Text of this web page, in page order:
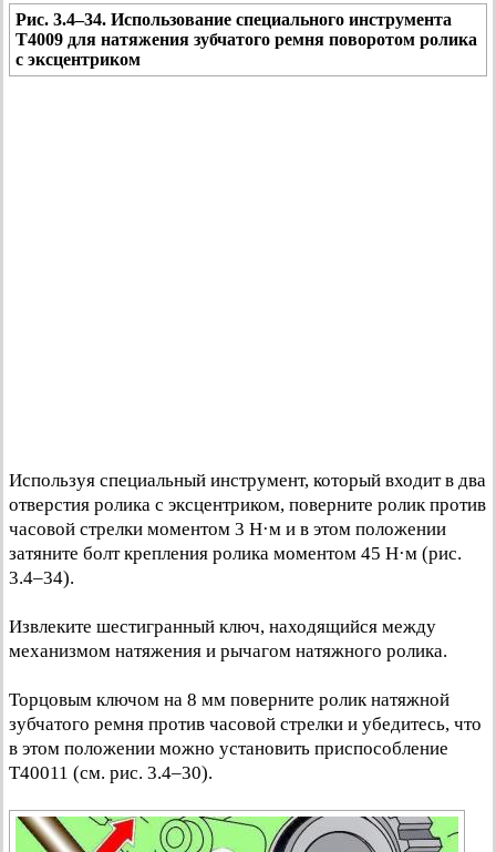
Рис. 3.4–34. Использование специального инструмента
Т4009 для натяжения зубчатого ремня поворотом ролика
с эксцентриком
Используя специальный инструмент, который входит в два
отверстия ролика с эксцентриком, поверните ролик против
часовой стрелки моментом 3 Н·м и в этом положении
затяните болт крепления ролика моментом 45 Н·м (рис.
3.4–34).
Извлеките шестигранный ключ, находящийся между
механизмом натяжения и рычагом натяжного ролика.
Торцовым ключом на 8 мм поверните ролик натяжной
зубчатого ремня против часовой стрелки и убедитесь, что
в этом положении можно установить приспособление
Т40011 (см. рис. 3.4–30).